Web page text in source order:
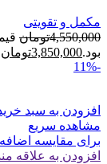
مکمل و تقویتی
4,550,000تومان
بود.3,850,000تومان
-11%
افزودن به سبد
مشاهده سریع
برای مقایسه اضافه
افزودن به علاقه